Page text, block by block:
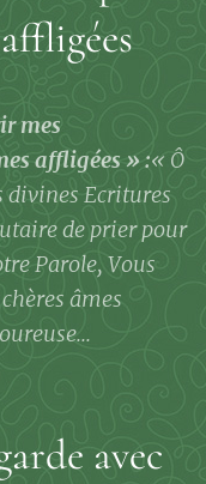
mes
affligées » :« Ô
divines Ecritures
de prier pour
Parole, Vous
âmes
avec